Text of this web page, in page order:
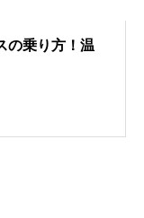
の乗り方！温